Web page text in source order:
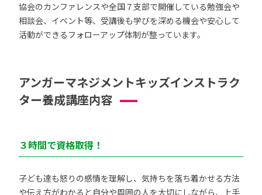
協会のカンファレンスや全国７支部で開催している勉強会や
相談会、イベント等、受講後も学びを深める機会や安心して
活動ができるフォローアップ体制が整っています。
アンガーマネジメントキッズインストラク
ター養成講座内容
３時間で資格取得！
子ども達も怒りの感情を理解し、気持ちを落ち着かせる方法
や伝え方がわかると自分や周囲の人を大切にしながら、上手